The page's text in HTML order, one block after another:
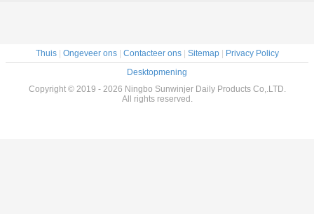
Thuis| Ongeveer ons| Contacteer ons| Sitemap| Privacy Policy
Desktopmening
Copyright © 2019 - 2026 Ningbo Sunwinjer Daily Products Co,.LTD.
All rights reserved.